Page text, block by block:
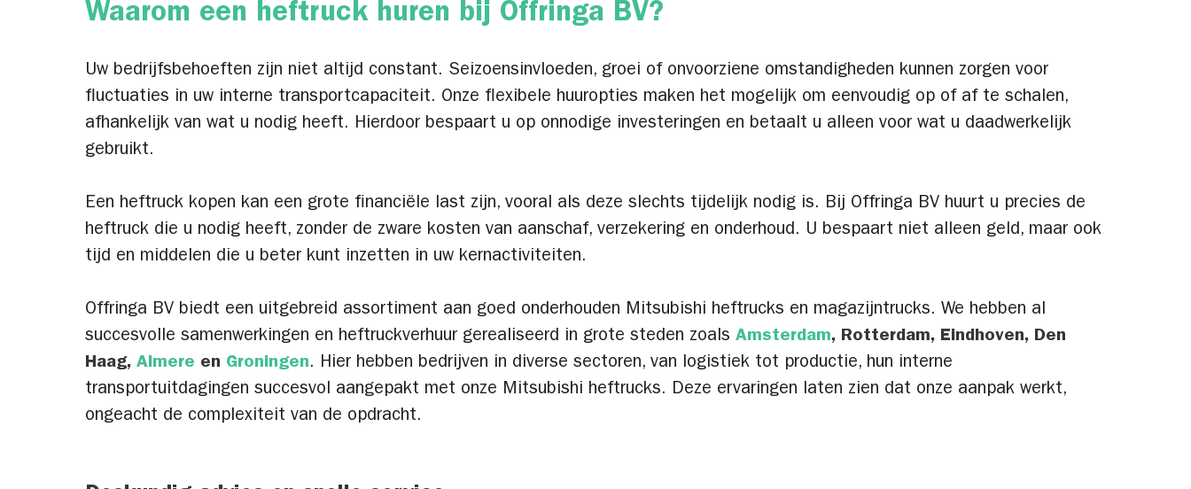
Waarom een heftruck huren bij Offringa BV?
Uw bedrijfsbehoeften zijn niet altijd constant. Seizoensinvloeden, groei of onvoorziene omstandigheden kunnen zorgen voor
fluctuaties in uw interne transportcapaciteit. Onze flexibele huuropties maken het mogelijk om eenvoudig op of af te schalen,
afhankelijk van wat u nodig heeft. Hierdoor bespaart u op onnodige investeringen en betaalt u alleen voor wat u daadwerkelijk
gebruikt.
Een heftruck kopen kan een grote financiële last zijn, vooral als deze slechts tijdelijk nodig is. Bij Offringa BV huurt u precies de
heftruck die u nodig heeft, zonder de zware kosten van aanschaf, verzekering en onderhoud. U bespaart niet alleen geld, maar ook
tijd en middelen die u beter kunt inzetten in uw kernactiviteiten.
Offringa BV biedt een uitgebreid assortiment aan goed onderhouden Mitsubishi heftrucks en magazijntrucks. We hebben al
succesvolle samenwerkingen en heftruckverhuur gerealiseerd in grote steden zoals Amsterdam, Rotterdam, Eindhoven, Den
Haag, Almere en Groningen. Hier hebben bedrijven in diverse sectoren, van logistiek tot productie, hun interne
transportuitdagingen succesvol aangepakt met onze Mitsubishi heftrucks. Deze ervaringen laten zien dat onze aanpak werkt,
ongeacht de complexiteit van de opdracht.